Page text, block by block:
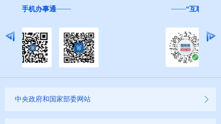
就业创业信息公开
公务员管理信息公开
中央政府和国家部委网站